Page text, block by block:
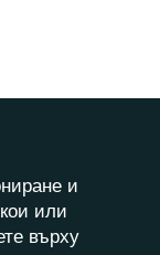
и
или
върху